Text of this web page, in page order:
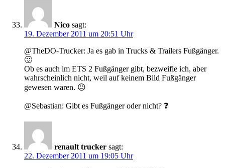
Nico sagt:
19. Dezember 2011 um 20:51 Uhr
@TheDO-Trucker: Ja es gab in Trucks & Trailers Fußgänger.
🙂
Ob es auch im ETS 2 Fußgänger gibt, bezweifle ich, aber
wahrscheinlich nicht, weil auf keinem Bild Fußgänger
gewesen waren. 😐
@Sebastian: Gibt es Fußgänger oder nicht? ❓
renault trucker sagt:
22. Dezember 2011 um 19:05 Uhr